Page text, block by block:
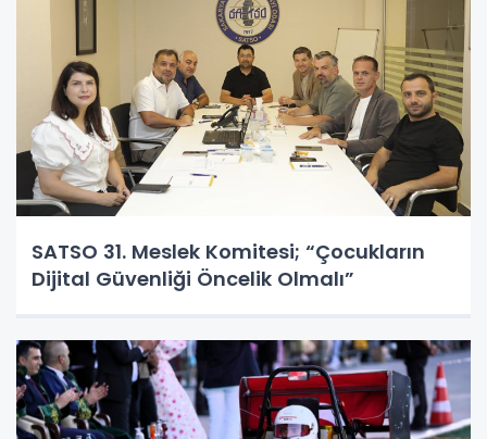
SATSO 31. Meslek Komitesi; “Çocukların
Dijital Güvenliği Öncelik Olmalı”